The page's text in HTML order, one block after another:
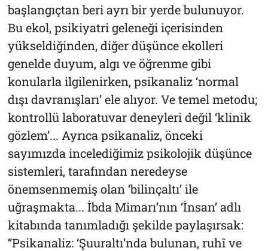
başlangıçtan beri ayrı bir yerde bulunuyor.
Bu ekol, psikiyatri geleneği içerisinden
yükseldiğinden, diğer düşünce ekolleri
genelde duyum, algı ve öğrenme gibi
konularla ilgilenirken, psikanaliz ‘normal
dışı davranışları’ ele alıyor. Ve temel metodu;
kontrollü laboratuvar deneyleri değil ‘klinik
gözlem’... Ayrıca psikanaliz, önceki
sayımızda incelediğimiz psikolojik düşünce
sistemleri, tarafından neredeyse
önemsenmemiş olan ‘bilinçaltı’ ile
uğraşmakta... İbda Mimarı’nın ‘İnsan’ adlı
kitabında tanımladığı şekilde paylaşırsak:
“Psikanaliz: ‘Şuuraltı’nda bulunan, ruhî ve